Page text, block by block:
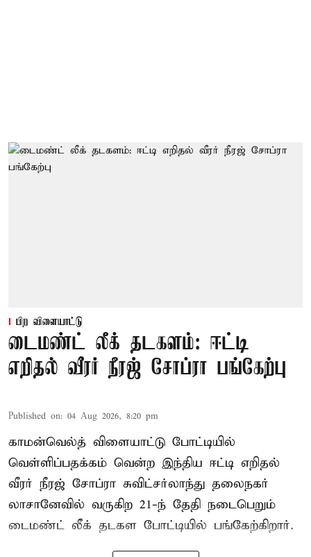
பிற விளையாட்டு
டைமண்ட் லீக் தடகளம்: ஈட்டி
எறிதல் வீரர் நீரஜ் சோப்ரா பங்கேற்பு
Published on: 04 Aug 2026, 8:20 pm
காமன்வெல்த் விளையாட்டு போட்டியில்
வெள்ளிப்பதக்கம் வென்ற இந்திய ஈட்டி எறிதல்
வீரர் நீரஜ் சோப்ரா சுவிட்சர்லாந்து தலைநகர்
லாசானேவில் வருகிற 21-ந் தேதி நடைபெறும்
டைமண்ட் லீக் தடகள போட்டியில் பங்கேற்கிறார்.